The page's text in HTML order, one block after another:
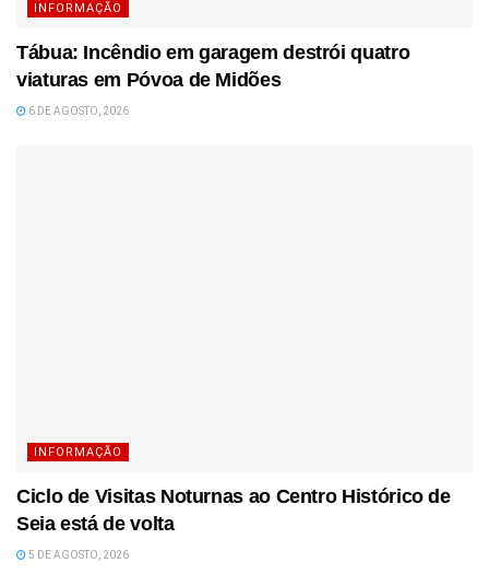
INFORMAÇÃO
Tábua: Incêndio em garagem destrói quatro
viaturas em Póvoa de Midões
6 DE AGOSTO, 2026
INFORMAÇÃO
Ciclo de Visitas Noturnas ao Centro Histórico de
Seia está de volta
5 DE AGOSTO, 2026